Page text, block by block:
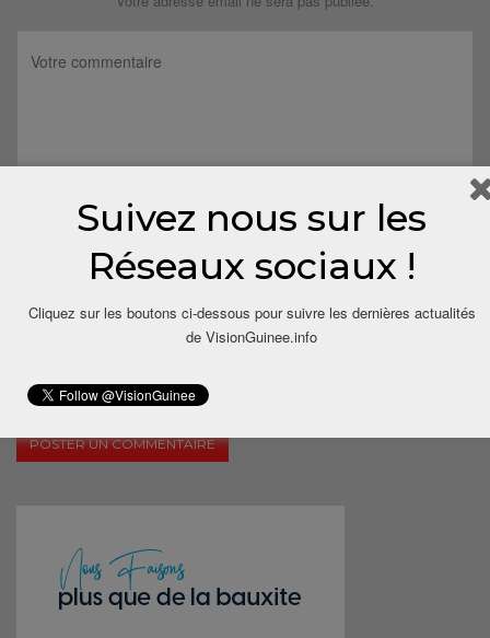
time I comment.
Suivez nous sur les
Réseaux sociaux !
Cliquez sur les boutons ci-dessous pour suivre les dernières actualités
de VisionGuinee.info